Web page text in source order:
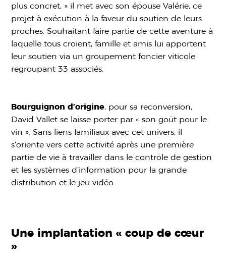
plus concret, » il met avec son épouse Valérie, ce
projet à exécution à la faveur du soutien de leurs
proches. Souhaitant faire partie de cette aventure à
laquelle tous croient, famille et amis lui apportent
leur soutien via un groupement foncier viticole
regroupant 33 associés.
Bourguignon d’origine, pour sa reconversion,
David Vallet se laisse porter par « son goût pour le
vin ». Sans liens familiaux avec cet univers, il
s’oriente vers cette activité après une première
partie de vie à travailler dans le contrôle de gestion
et les systèmes d’information pour la grande
distribution et le jeu vidéo
Une implantation « coup de cœur
»